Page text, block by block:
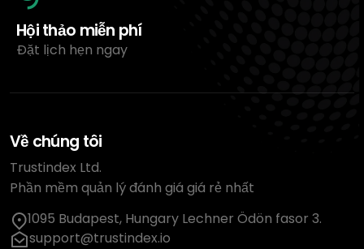
Hội thảo miễn phí
Đặt lịch hẹn ngay
Về chúng tôi
Trustindex Ltd.
Phần mềm quản lý đánh giá giá rẻ nhất
1095 Budapest, Hungary Lechner Ödön fasor 3.
support@trustindex.io